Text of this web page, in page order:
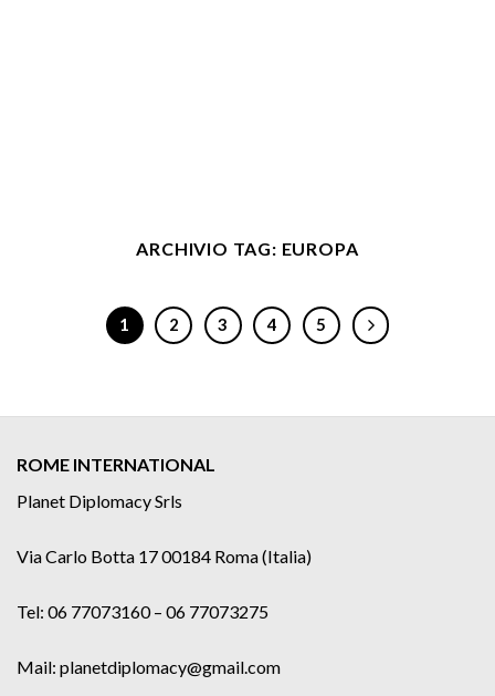
ARCHIVIO TAG: EUROPA
1 2 3 4 5
ROME INTERNATIONAL
Planet Diplomacy Srls
Via Carlo Botta 17 00184 Roma (Italia)
Tel: 06 77073160 – 06 77073275
Mail: planetdiplomacy@gmail.com